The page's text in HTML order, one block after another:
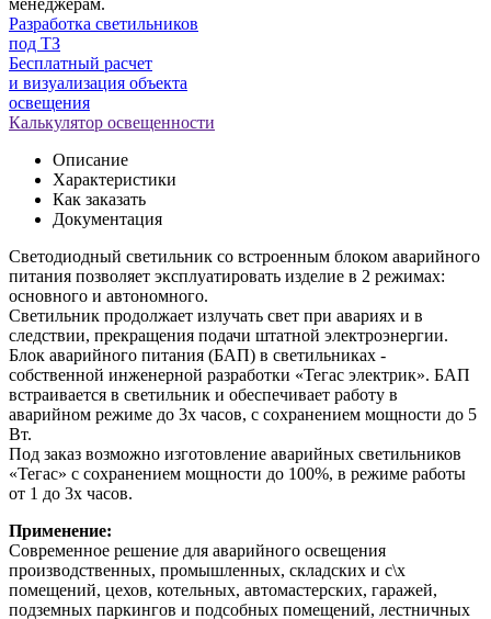
Разработка светильников
под ТЗ
Бесплатный расчет
и визуализация объекта
освещения
Калькулятор освещенности
Описание
Характеристики
Как заказать
Документация
Светодиодный светильник со встроенным блоком аварийного
питания позволяет эксплуатировать изделие в 2 режимах:
основного и автономного.
Светильник продолжает излучать свет при авариях и в
следствии, прекращения подачи штатной электроэнергии.
Блок аварийного питания (БАП) в светильниках -
собственной инженерной разработки «Тегас электрик». БАП
встраивается в светильник и обеспечивает работу в
аварийном режиме до 3х часов, с сохранением мощности до 5
Вт.
Под заказ возможно изготовление аварийных светильников
«Тегас» с сохранением мощности до 100%, в режиме работы
от 1 до 3х часов.
Применение:
Современное решение для аварийного освещения
производственных, промышленных, складских и с\х
помещений, цехов, котельных, автомастерских, гаражей,
подземных паркингов и подсобных помещений, лестничных